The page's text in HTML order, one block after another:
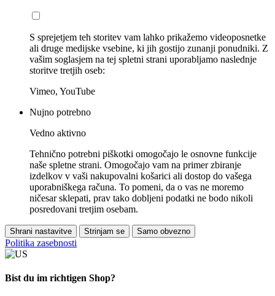
S sprejetjem teh storitev vam lahko prikažemo videoposnetke
ali druge medijske vsebine, ki jih gostijo zunanji ponudniki. Z
vašim soglasjem na tej spletni strani uporabljamo naslednje
storitve tretjih oseb:
Vimeo, YouTube
Nujno potrebno
Vedno aktivno
Tehnično potrebni piškotki omogočajo le osnovne funkcije
naše spletne strani. Omogočajo vam na primer zbiranje
izdelkov v vaši nakupovalni košarici ali dostop do vašega
uporabniškega računa. To pomeni, da o vas ne moremo
ničesar sklepati, prav tako dobljeni podatki ne bodo nikoli
posredovani tretjim osebam.
Shrani nastavitve Strinjam se Samo obvezno
Politika zasebnosti
Bist du im richtigen Shop?